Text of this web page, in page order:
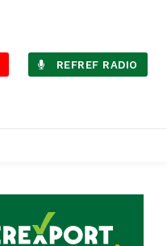
REFREF RADIO